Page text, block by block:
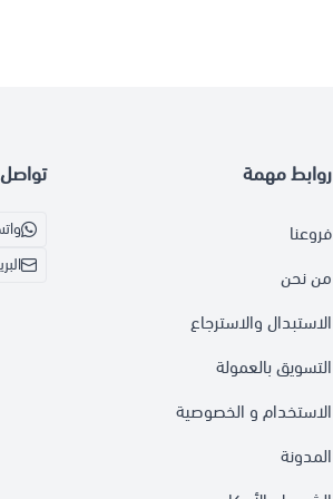
روابط مهمة
فروعنا
من نحن
الاستبدال والاسترجاع
التسويق بالعمولة
الاستخدام و الخصوصية
المدونة